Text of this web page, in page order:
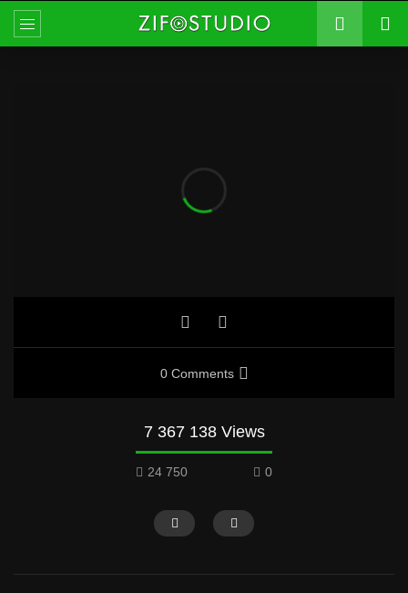
0 Comments
7 367 138 Views
24 750 0